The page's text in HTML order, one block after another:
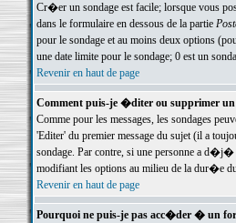
Cr�er un sondage est facile; lorsque vous
dans le formulaire en dessous de la partie
pour le sondage et au moins deux options
une date limite pour le sondage; 0 est un
Revenir en haut de page
Comment puis-je �diter ou supprimer un
Comme pour les messages, les sondages
'Editer' du premier message du sujet (il a
sondage. Par contre, si une personne a
modifiant les options au milieu de la dur�e
Revenir en haut de page
Pourquoi ne puis-je pas acc�der � un